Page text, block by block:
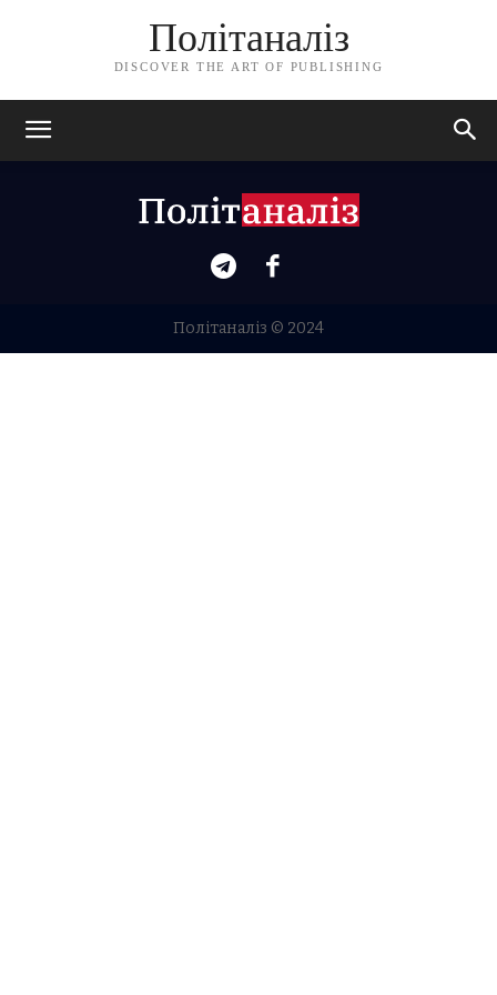
Політаналіз
DISCOVER THE ART OF PUBLISHING
Політаналіз © 2024